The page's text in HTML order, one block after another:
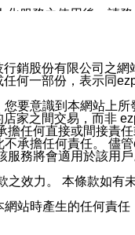
服務之使用後，請
服務之資料或電子
您仍可接收到通知型
訊息皆不會被傳送
的通知型訊息。
銷股份有限公司之
何一部份，表示同
要意識到本網站上
之間交易，而非
任何直接或間接
承擔任何責任。 儘
務將會適用於該用
效力。 本條款如有
站時產生的任何責